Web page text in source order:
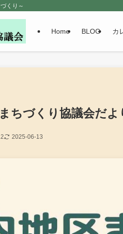
くり～
Home BLOG カ
ちづくり協議会だよ
2025-06-13